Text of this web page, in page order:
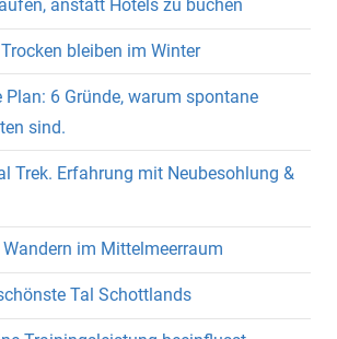
anstatt Hotels zu buchen
bleiben im Winter
Plan: 6 Gründe, warum spontane
sind.
Trek. Erfahrung mit Neubesohlung &
Wandern im Mittelmeerraum
Tal Schottlands